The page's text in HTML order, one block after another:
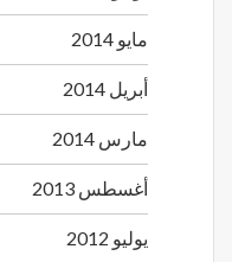
مايو 2014
أبريل 2014
مارس 2014
أغسطس 2013
يوليو 2012